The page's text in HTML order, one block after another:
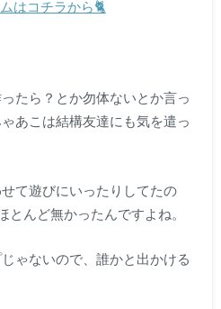
はコチラから🐈
たら？とか勿体ないとか言っ
あこは結構友達にも気を遣っ
て遊びにいったりしてたの
とんど無かったんですよね。
ゃないので、誰かと出かける